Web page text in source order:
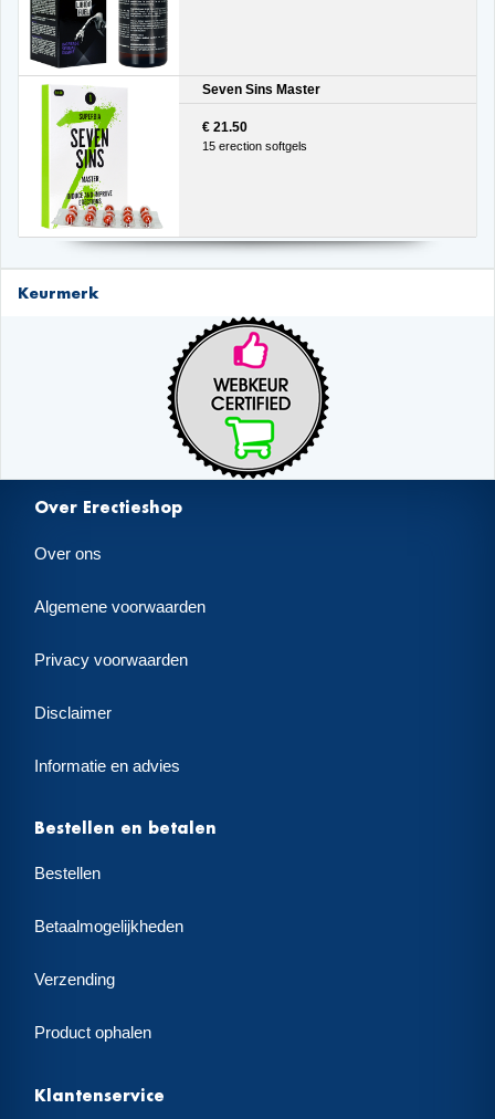
Seven Sins Master
€ 21.50
15 erection softgels
Keurmerk
Over Erectieshop
Over ons
Algemene voorwaarden
Privacy voorwaarden
Disclaimer
Informatie en advies
Bestellen en betalen
Bestellen
Betaalmogelijkheden
Verzending
Product ophalen
Klantenservice